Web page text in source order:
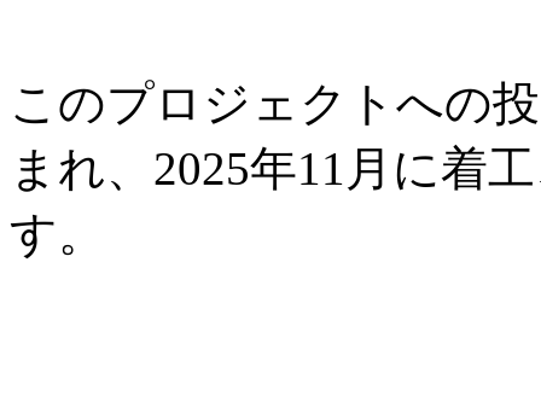
このプロジェクトへの
まれ、2025年11月に着
す。